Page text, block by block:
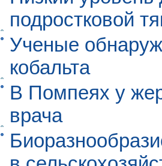
подростковой
Ученые
кобальта
В Помпеях у
врача